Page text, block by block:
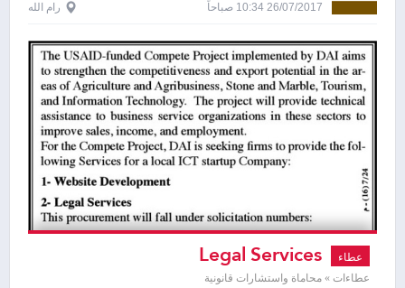
26/07/2017 10:34 صباحاً رام الله
عطاء
عطاءات » محاماة واستشارات قانونية